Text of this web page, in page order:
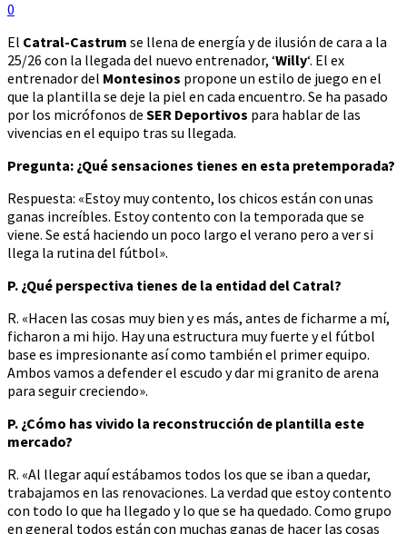
0
El Catral-Castrum se llena de energía y de ilusión de cara a la
25/26 con la llegada del nuevo entrenador, ‘Willy‘. El ex
entrenador del Montesinos propone un estilo de juego en el
que la plantilla se deje la piel en cada encuentro. Se ha pasado
por los micrófonos de SER Deportivos para hablar de las
vivencias en el equipo tras su llegada.
Pregunta: ¿Qué sensaciones tienes en esta pretemporada?
Respuesta: «Estoy muy contento, los chicos están con unas
ganas increíbles. Estoy contento con la temporada que se
viene. Se está haciendo un poco largo el verano pero a ver si
llega la rutina del fútbol».
P. ¿Qué perspectiva tienes de la entidad del Catral?
R. «Hacen las cosas muy bien y es más, antes de ficharme a mí,
ficharon a mi hijo. Hay una estructura muy fuerte y el fútbol
base es impresionante así como también el primer equipo.
Ambos vamos a defender el escudo y dar mi granito de arena
para seguir creciendo».
P. ¿Cómo has vivido la reconstrucción de plantilla este
mercado?
R. «Al llegar aquí estábamos todos los que se iban a quedar,
trabajamos en las renovaciones. La verdad que estoy contento
con todo lo que ha llegado y lo que se ha quedado. Como grupo
en general todos están con muchas ganas de hacer las cosas